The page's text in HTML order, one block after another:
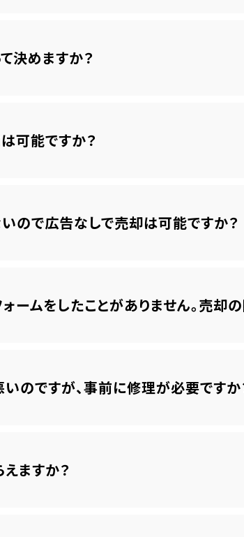
決めますか？
可能ですか？
ので広告なしで売却は可能ですか？
ームをしたことがありません。売却
のですが、事前に修理が必要ですか
ますか？